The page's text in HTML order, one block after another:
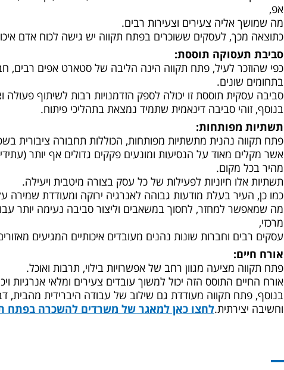
אפ,
מה שמושך אליה צעירים וצעירות רבים.
כתוצאה מכך, לעסקים ששוכרים בפתח תקווה יש גישה לכוח אדם
סביבת תעסוקה תוססת:
כפי שהוזכר לעיל, פתח תקווה הינה הליבה של סטארט אפים רבים,
בתחומים שונים.
סביבה עסקית תוססת זו יכולה לספק הזדמנויות רבות לשיתוף פעולה
בנוסף, זוהי סביבה דינאמית שתמיד נמצאת בתהליכי פיתוח.
תשתיות מפותחות:
פתח תקווה נהנית מתשתיות מפותחות, הכוללות תחבורה ציבורית
אשר מקלים מאוד על הנסיעות ומונעים פקקים גדולים אף יותר
מהיר בכל מקום.
תשתיות אלו חיוניות לפעילות של כל עסק בצורה מיטבית ויעילה.
כמו כן, העיר בעלת מודעות גבוהה לאנרגיה ירוקה ומעודדת שמירה
מה שמאפשר למחזר, לחסוך במשאבים וליצור סביבה נעימה יותר
מרכזי,
עסקים רבים וחברות שונות נהנים מעובדים איכותיים המגיעים
אורח חיים:
פתח תקווה מציעה מגוון רחב של אפשרויות בילוי, תרבות ואוכל.
אורח החיים התוסס הזה יכול למשוך עובדים צעירים ומלאי אנרגיות
בנוסף, פתח תקווה מעודדת גם שילוב של עבודה היברידית
וחשיבה יצירתית.לחצו כאן למאגר של משרדים להשכרה בפתח